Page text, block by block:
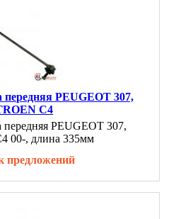
передняя PEUGEOT 307,
C4
передняя PEUGEOT 307,
00-, длина 335мм
предложений